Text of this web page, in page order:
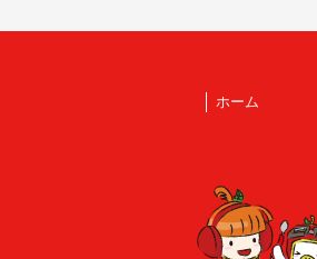
ホーム